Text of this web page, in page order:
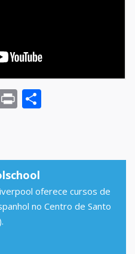
Print
oferece cursos de
no Centro de Santo